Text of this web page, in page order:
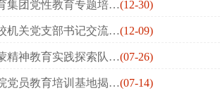
集团党性教育专题培…(12-30)
机关党支部书记交流…(12-09)
精神教育实践探索队…(07-26)
党员教育培训基地揭…(07-14)